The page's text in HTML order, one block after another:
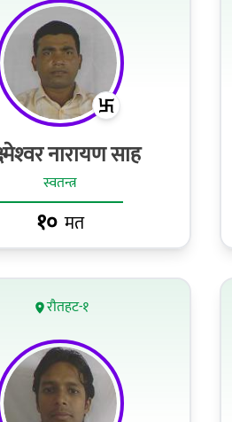
नारायण साह
स्वतन्त्र
१० मत
रौतहट-१